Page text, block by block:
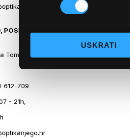
USKRATI
2
Tomislava 14, 21300
612-709
- 21h,